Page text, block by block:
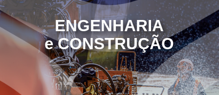
ENGENHARIA
e CONSTRUÇÃO